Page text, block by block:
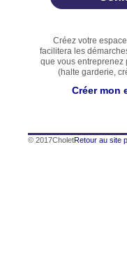
Créez votre
facilitera les
que vous entreprenez
(halte garderie,
Créer mon
© 2017CholetRetour au site